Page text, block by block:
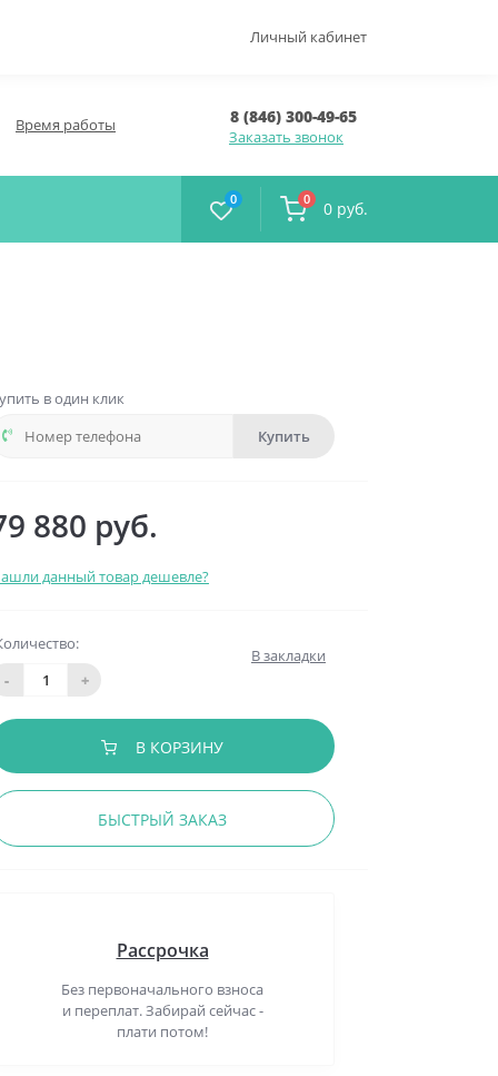
Личный кабинет
Время работы 8 (846) 300-49-65
Заказать звонок
0 0 0 руб.
в один клик
Купить
880 руб.
данный товар дешевле?
-
+
В закладки
В КОРЗИНУ
БЫСТРЫЙ ЗАКАЗ
Рассрочка
Без первоначального взноса
и переплат. Забирай сейчас -
плати потом!